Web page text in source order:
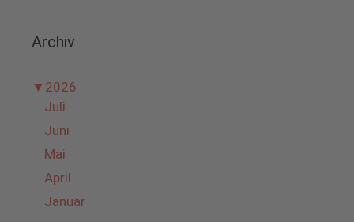
Archiv
▼ 2026
Juli
Juni
Mai
April
Januar